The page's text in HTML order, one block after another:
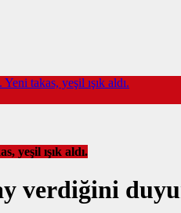
takas, yeşil ışık aldı.
yeşil ışık aldı.
verdiğini